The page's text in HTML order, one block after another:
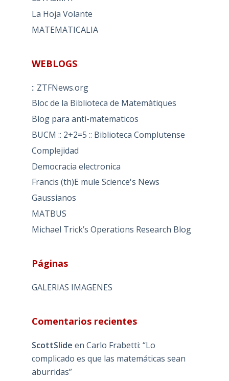
La Hoja Volante
MATEMATICALIA
WEBLOGS
:: ZTFNews.org
Bloc de la Biblioteca de Matemàtiques
Blog para anti-matematicos
BUCM :: 2+2=5 :: Biblioteca Complutense
Complejidad
Democracia electronica
Francis (th)E mule Science's News
Gaussianos
MATBUS
Michael Trick’s Operations Research Blog
Páginas
GALERIAS IMAGENES
Comentarios recientes
ScottSlide en Carlo Frabetti: “Lo
complicado es que las matemáticas sean
aburridas”